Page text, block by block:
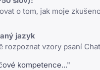
o tom, jak moje
jazyk
rozpoznat vzory psaní
kompetence..."